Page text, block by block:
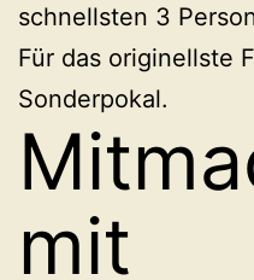
schnellsten 3
Für das originellste
Sonderpokal.
mit